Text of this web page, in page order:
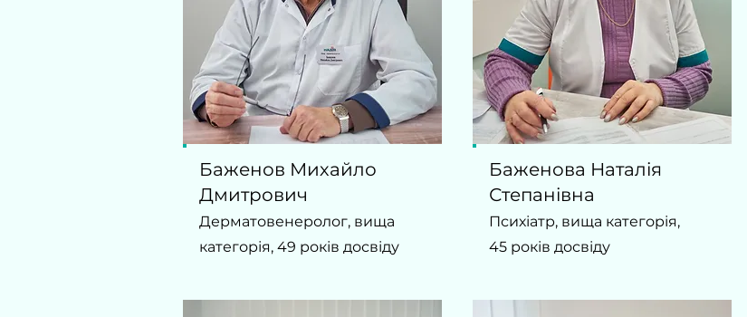
Баженов Михайло
Дмитрович
Дерматовенеролог, вища
категорія, 49 років досвіду
Баженова Наталія
Степанівна
Психіатр, вища категорія,
45 років досвіду